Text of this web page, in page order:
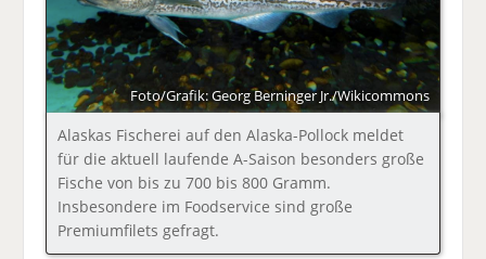
Foto/Grafik: Georg Berninger Jr./Wikicommons
Alaskas Fischerei auf den Alaska-Pollock meldet
für die aktuell laufende A-Saison besonders große
Fische von bis zu 700 bis 800 Gramm.
Insbesondere im Foodservice sind große
Premiumfilets gefragt.